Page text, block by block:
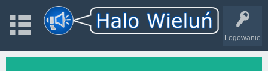
Logowanie